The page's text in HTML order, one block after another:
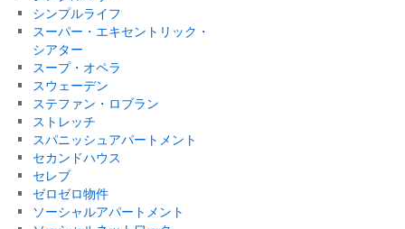
シンプルライフ
スーパー・エキセントリック・
シアター
スープ・オペラ
スウェーデン
ステファン・ロブラン
ストレッチ
スパニッシュアパートメント
セカンドハウス
セレブ
ゼロゼロ物件
ソーシャルアパートメント